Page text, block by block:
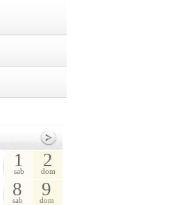
1
sab
2
dom
8
sab
9
dom